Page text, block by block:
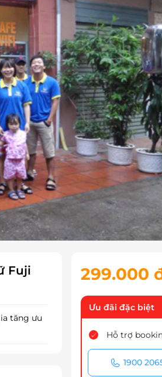
Fuji
tăng ưu
299.000
Ưu đãi đặc biệt
Hỗ trợ
1900